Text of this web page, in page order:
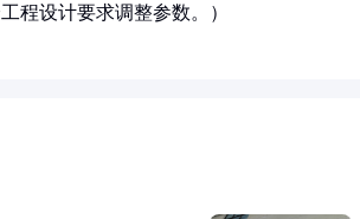
程设计要求调整参数。）